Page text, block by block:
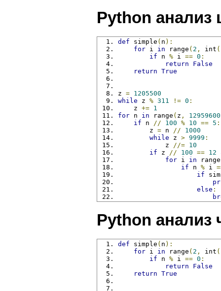
Python
def simple ( n ):
for i in range ( 2 , int (
if n % i == 0 :
return
False
return True
z = 1205500
while z % 311 != 0 :
    z
+= 1
for n in range ( z , 12959600
if n // 100 % 10 == 5 :
        z
= n //
1000
while z > 9999 :
            z
//= 10
if z // 100 == 12
for i in range
if n % i
if
else :
Python анализ
def simple ( n ):
for i in range ( 2 , int (
if n % i == 0 :
return
False
return True